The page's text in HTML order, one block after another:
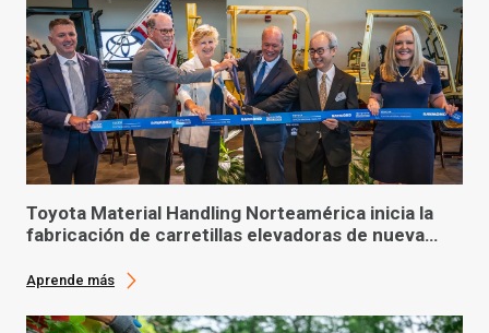
Toyota Material Handling Norteamérica inicia la
fabricación de carretillas elevadoras de nueva
Aprende más